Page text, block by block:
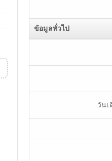
ข้อมูลทั่วไป
วันเ